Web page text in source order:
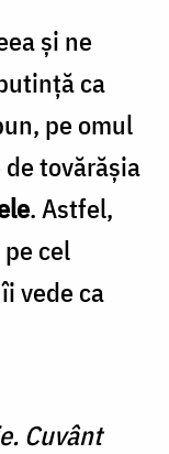
și ne
ca
pe omul
tovărășia
. Astfel,
cel
vede ca
Cuvânt